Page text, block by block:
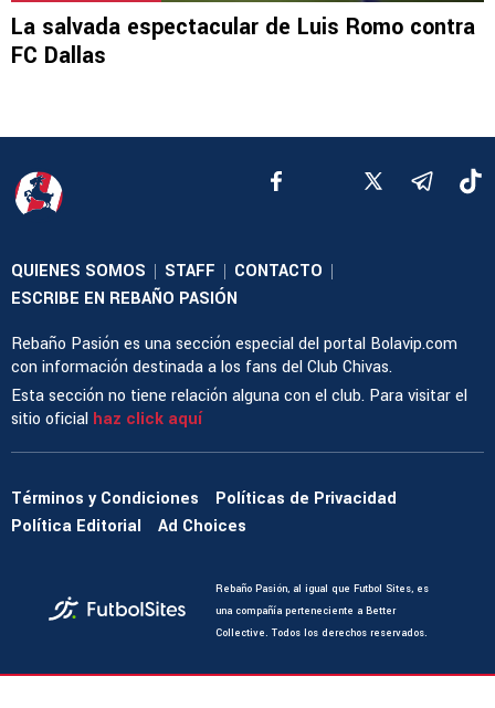
La salvada espectacular de Luis Romo contra
FC Dallas
QUIENES SOMOS | STAFF | CONTACTO |
ESCRIBE EN REBAÑO PASIÓN
Rebaño Pasión es una sección especial del portal Bolavip.com
con información destinada a los fans del Club Chivas.
Esta sección no tiene relación alguna con el club. Para visitar el
sitio oficial haz click aquí
Términos y Condiciones
Políticas de Privacidad
Política Editorial
Ad Choices
Rebaño Pasión, al igual que Futbol Sites, es
una compañía perteneciente a Better
Collective. Todos los derechos reservados.